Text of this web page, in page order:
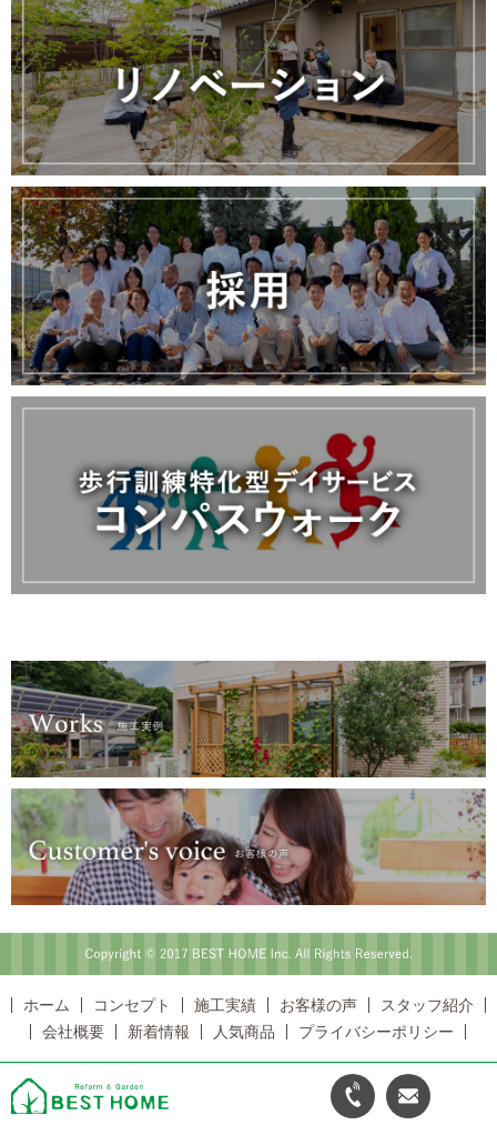
ホーム コンセプト 施工実績 お客様の声
スタッフ紹介
会社概要
新着情報 人気商品 プライバシーポリシー